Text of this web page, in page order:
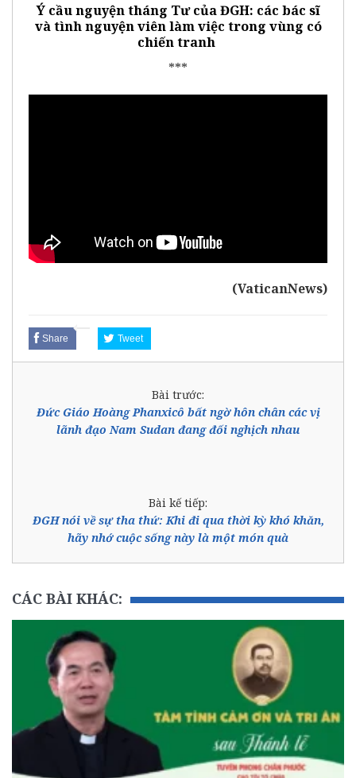
Ý cầu nguyện tháng Tư của ĐGH: các bác sĩ
và tình nguyện viên làm việc trong vùng có
chiến tranh
***
(VaticanNews)
Share Tweet
Bài trước:
Đức Giáo Hoàng Phanxicô bất ngờ hôn chân các vị
lãnh đạo Nam Sudan đang đối nghịch nhau
Bài kế tiếp:
ĐGH nói về sự tha thứ: Khi đi qua thời kỳ khó khăn,
hãy nhớ cuộc sống này là một món quà
CÁC BÀI KHÁC: